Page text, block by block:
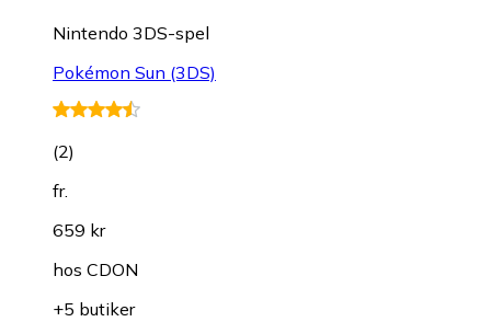
Nintendo 3DS-spel
Pokémon Sun (3DS)
(2)
fr.
659 kr
hos CDON
+5 butiker